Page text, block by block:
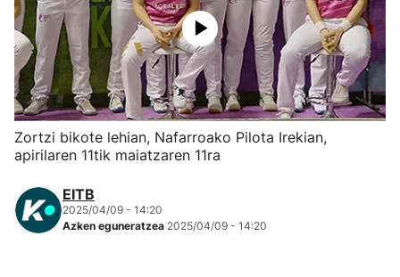
Herri-kirolak
Eskubaloia
Kirolak 360
Mendi-lasterketak
Zortzi bikote lehian, Nafarroako Pilota Irekian,
apirilaren 11tik maiatzaren 11ra
EITB
2025/04/09 - 14:20
Azken eguneratzea 2025/04/09 - 14:20